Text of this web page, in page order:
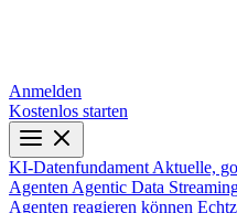
Anmelden
Kostenlos starten
KI-Datenfundament Aktuelle,
Agenten Agentic Data
Agenten reagieren können